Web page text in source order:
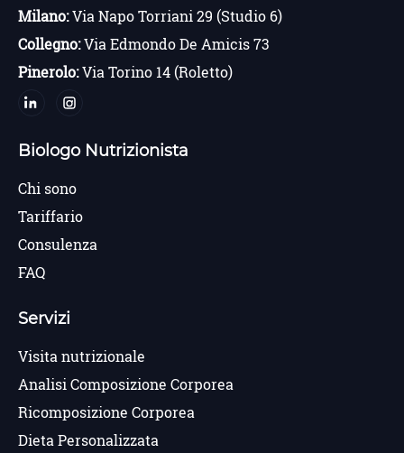
Milano:Via Napo Torriani 29 (Studio 6)
Collegno:Via Edmondo De Amicis 73
Pinerolo:Via Torino 14 (Roletto)
Biologo Nutrizionista
Chi sono
Tariffario
Consulenza
FAQ
Servizi
Visita nutrizionale
Analisi Composizione Corporea
Ricomposizione Corporea
Dieta Personalizzata